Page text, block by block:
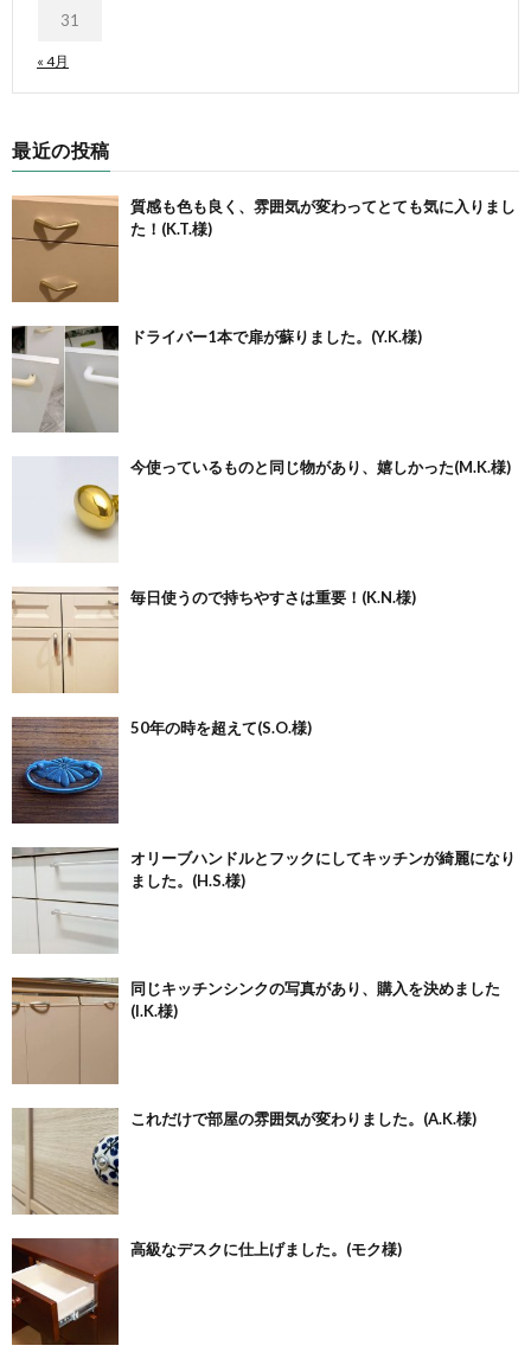
« 4月
31
最近の投稿
質感も色も良く、雰囲気が変わってとても気に入りまし
た！(K.T.様)
ドライバー1本で扉が蘇りました。(Y.K.様)
今使っているものと同じ物があり、嬉しかった(M.K.様)
毎日使うので持ちやすさは重要！(K.N.様)
50年の時を超えて(S.O.様)
オリーブハンドルとフックにしてキッチンが綺麗になり
ました。(H.S.様)
同じキッチンシンクの写真があり、購入を決めました
(I.K.様)
これだけで部屋の雰囲気が変わりました。(A.K.様)
高級なデスクに仕上げました。(モク様)